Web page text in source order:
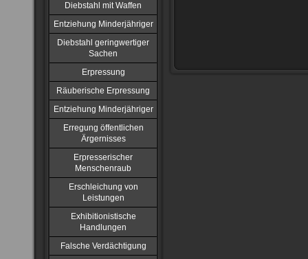
Diebstahl mit Waffen
Entziehung Minderjähriger
Diebstahl geringwertiger
Sachen
Erpressung
Räuberische Erpressung
Entziehung Minderjähriger
Erregung öffentlichen
Ärgernisses
Erpresserischer
Menschenraub
Erschleichung von
Leistungen
Exhibitionistische
Handlungen
Falsche Verdächtigung